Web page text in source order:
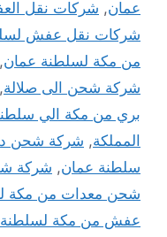
عمان, شركات نقل
شركات نقل عفش
من مكة لسلطنة عمان,
شركة شحن الى صلالة,
بري من مكة الي
المملكة, شركة شحن
سلطنة عمان, شركة
شحن معدات من مكة
عفش من مكة